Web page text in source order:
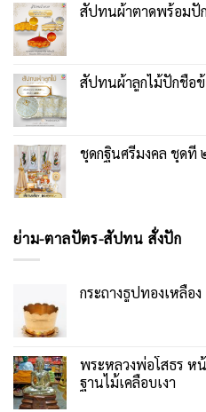
สัปทนผ้าตาดพร้อมปั
สัปทนผ้าลูกไม้ปักชื่อ
ชุดกฐินศรีมงคล ชุดที่
ย่าม-ตาลปัตร-สัปทน สั่งปัก
กระถางธูปทองเหลือง
พระหลวงพ่อโสธร ห
ฐานไม้เคลือบเงา